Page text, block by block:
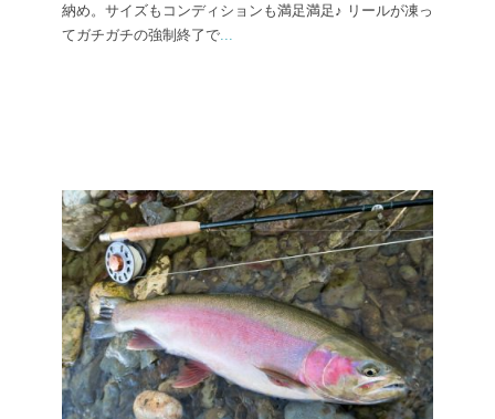
納め。サイズもコンディションも満足満足♪ リールが凍っ
てガチガチの強制終了で